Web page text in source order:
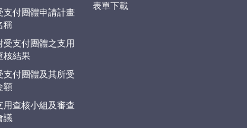
支付團體申請計畫
稱
受支付團體之支用
核結果
支付團體及其所受
額
用查核小組及審查
議
表單下載